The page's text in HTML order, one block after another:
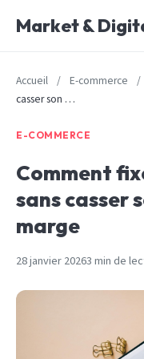
Market &
Accueil / E-commerce /
casser son …
E-COMMERCE
Comment
sans casser
marge
28 janvier 20263 min de